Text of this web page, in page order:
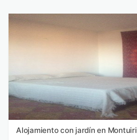
Alojamiento con jardín en Montuiri